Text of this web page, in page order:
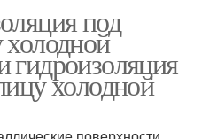
под
холодной